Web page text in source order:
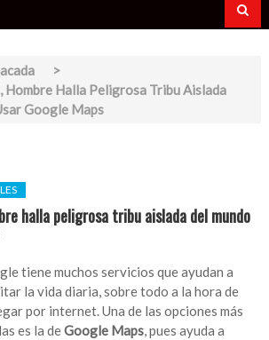
>
Hombre Halla Peligrosa Tribu Aislada
Google Maps
halla peligrosa tribu aislada del mundo
tiene muchos servicios que ayudan a
la vida diaria, sobre todo a la hora de
por internet. Una de las opciones más
es la deGoogle Maps , pues ayuda a